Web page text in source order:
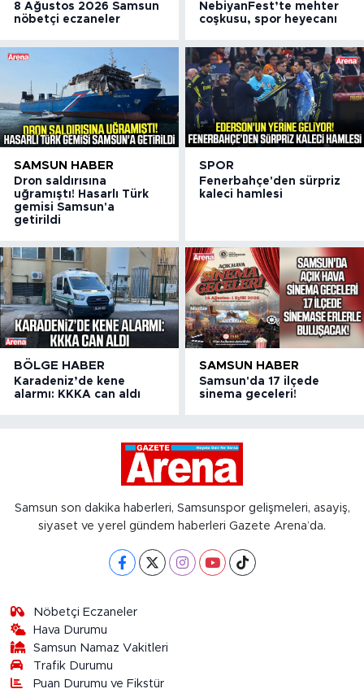
8 Ağustos 2026 Samsun
nöbetçi eczaneler
NebiyanFest’te mehter
coşkusu, spor heyecanı
SAMSUN HABER
Dron saldırısına
uğramıştı! Hasarlı Türk
gemisi Samsun'a
getirildi
SPOR
Fenerbahçe'den sürpriz
kaleci hamlesi
BÖLGE HABER
Karadeniz’de kene
alarmı: KKKA can aldı
SAMSUN HABER
Samsun'da 17 ilçede
sinema geceleri!
Samsun son dakika haberleri, Samsunspor gelişmeleri, asayiş,
siyaset ve yerel gündem haberleri Gazete Arena’da.
Nöbetçi Eczaneler
Hava Durumu
Samsun Namaz Vakitleri
Trafik Durumu
Puan Durumu ve Fikstür